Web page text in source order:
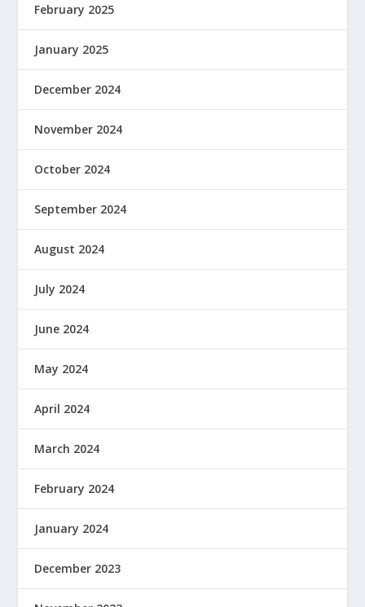
February 2025
January 2025
December 2024
November 2024
October 2024
September 2024
August 2024
July 2024
June 2024
May 2024
April 2024
March 2024
February 2024
January 2024
December 2023